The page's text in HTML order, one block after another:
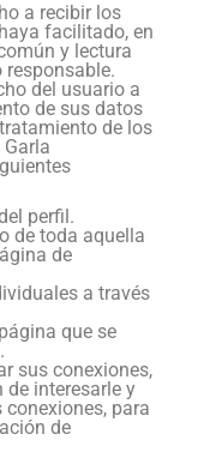
a recibir los
facilitado, en
y lectura
del usuario a
de sus datos
de los
perfil.
de toda aquella
de
a través
que se
sus conexiones,
interesarle y
para
de